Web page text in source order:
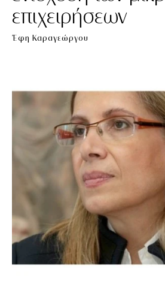
επιχειρήσεων
Έφη Καραγεώργου